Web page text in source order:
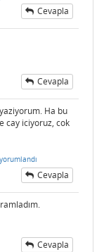
Cevapla
Cevapla
Ha bu
cay iciyoruz, cok
yorumlandı
Cevapla
Cevapla